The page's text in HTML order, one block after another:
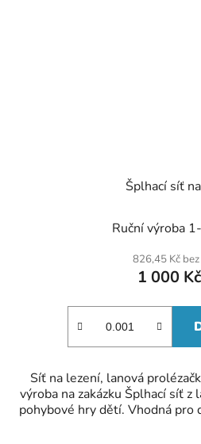
Šplhací síť
Ruční výroba
826,45 Kč
1 000 Kč
Síť na lezení, lanová
výroba na zakázku Šplhací síť z
pohybové hry dětí. Vhodná pro